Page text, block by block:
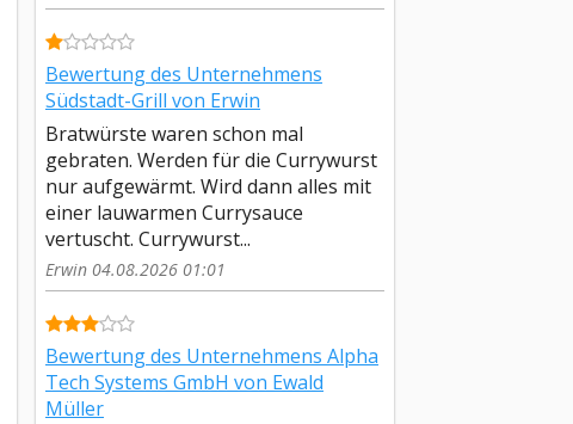
Bewertung des Unternehmens
Südstadt-Grill von Erwin
Bratwürste waren schon mal
gebraten. Werden für die Currywurst
nur aufgewärmt. Wird dann alles mit
einer lauwarmen Currysauce
vertuscht. Currywurst...
Erwin 04.08.2026 01:01
Bewertung des Unternehmens Alpha
Tech Systems GmbH von Ewald
Müller